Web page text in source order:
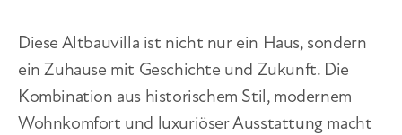
Diese Altbauvilla ist nicht nur ein Haus, sondern
ein Zuhause mit Geschichte und Zukunft. Die
Kombination aus historischem Stil, modernem
Wohnkomfort und luxuriöser Ausstattung macht